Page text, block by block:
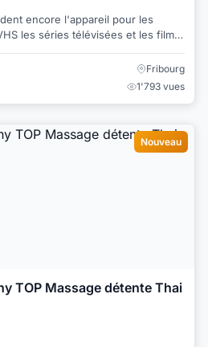
encore l'appareil pour les
les séries télévisées et les films
Fribourg
1'793 vues
Nouveau
TOP Massage détente Thai